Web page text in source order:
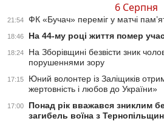
6 Серпня
21:54 ФК «Бучач» переміг у матчі
18:46 На 44-му році життя помер
18:24
На Зборівщині безвісти зник
порушеннями зору
17:15
Юний волонтер із Заліщиків
жертовність і любов до України»
17:00
Понад рік вважався зниклим
загибель воїна з